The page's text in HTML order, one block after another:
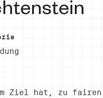
Ziel hat, zu fairen